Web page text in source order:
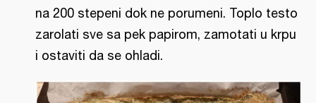
na 200 stepeni dok ne porumeni. Toplo testo
zarolati sve sa pek papirom, zamotati u krpu
i ostaviti da se ohladi.